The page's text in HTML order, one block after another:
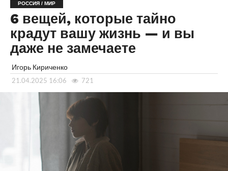
РОССИЯ / МИР
6 вещей, которые тайно
крадут вашу жизнь — и вы
даже не замечаете
Игорь Кириченко
21.04.2025 16:06 721